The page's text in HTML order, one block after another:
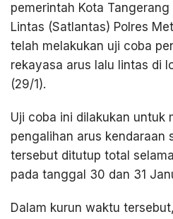
pemerintah Kota
Lintas (Satlantas) Polres
telah melakukan uji coba
rekayasa arus lalu lintas di
(29/1).
Uji coba ini dilakukan untuk
pengalihan arus kendaraan
tersebut ditutup total
pada tanggal 30 dan 31
Dalam kurun waktu